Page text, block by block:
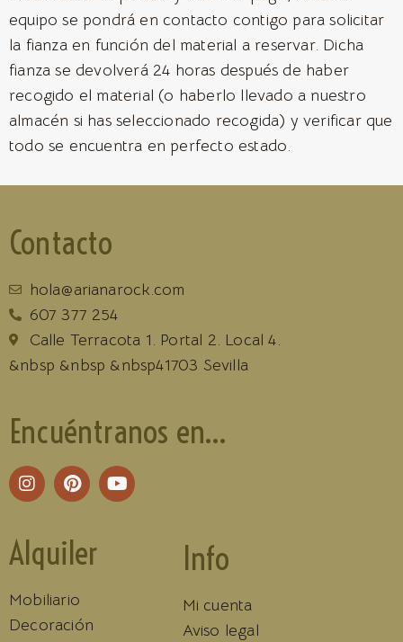
equipo se pondrá en contacto contigo para solicitar
la fianza en función del material a reservar. Dicha
fianza se devolverá 24 horas después de haber
recogido el material (o haberlo llevado a nuestro
almacén si has seleccionado recogida) y verificar que
todo se encuentra en perfecto estado.
Contacto
hola@arianarock.com
607 377 254
Calle Terracota 1. Portal 2. Local 4.
&nbsp &nbsp &nbsp41703 Sevilla
Encuéntranos en...
Alquiler
Mobiliario
Decoración
Info
Mi cuenta
Aviso legal